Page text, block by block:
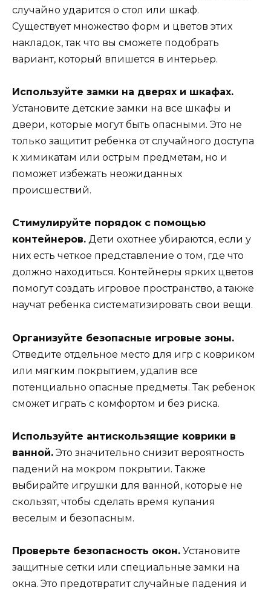
случайно ударится о стол или шкаф.
Существует множество форм и цветов этих
накладок, так что вы сможете подобрать
вариант, который впишется в интерьер.
Используйте замки на дверях и шкафах.
Установите детские замки на все шкафы и
двери, которые могут быть опасными. Это не
только защитит ребенка от случайного доступа
к химикатам или острым предметам, но и
поможет избежать неожиданных
происшествий.
Стимулируйте порядок с помощью
контейнеров. Дети охотнее убираются, если у
них есть четкое представление о том, где что
должно находиться. Контейнеры ярких цветов
помогут создать игровое пространство, а также
научат ребенка систематизировать свои вещи.
Организуйте безопасные игровые зоны.
Отведите отдельное место для игр с ковриком
или мягким покрытием, удалив все
потенциально опасные предметы. Так ребенок
сможет играть с комфортом и без риска.
Используйте антискользящие коврики в
ванной. Это значительно снизит вероятность
падений на мокром покрытии. Также
выбирайте игрушки для ванной, которые не
скользят, чтобы сделать время купания
веселым и безопасным.
Проверьте безопасность окон. Установите
защитные сетки или специальные замки на
окна. Это предотвратит случайные падения и